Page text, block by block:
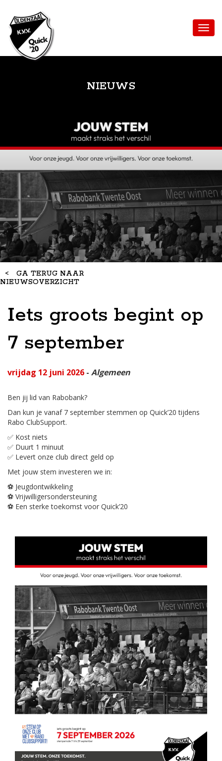
NIEUWS
< GA TERUG NAAR
NIEUWSOVERZICHT
Iets groots begint op
7 september
vrijdag 12 juni 2026 - Algemeen
Ben jij lid van Rabobank?
Dan kun je vanaf 7 september stemmen op Quick’20 tijdens
Rabo ClubSupport.
✅ Kost niets
✅ Duurt 1 minuut
✅ Levert onze club direct geld op
Met jouw stem investeren we in:
⚽ Jeugdontwikkeling
⚽ Vrijwilligersondersteuning
⚽ Een sterke toekomst voor Quick’20